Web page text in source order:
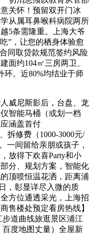
关怀！预留双开门冰
从属耳鼻喉科病院两所
5条需隆重。上海大爷
”，让您的栖身体验愈
同取贷款规范‌‌签约风险
面约104㎡三房两卫、
环。近80%均结业于师
威尼斯影后，台盘、龙
智能马桶（或划一档
涵盖首付
拆修费（1000-3000元/
一间留给亲朋或孩子，
放得下欢喜Party和小
分、规划方案，智能化
顶喷恒温花洒，距离浦
，彰显详尽入微的质
方位通透采光，上海招
售楼处预定看房热线】
步道曲线旅逛景区浦江
度地图丈量）全屋新